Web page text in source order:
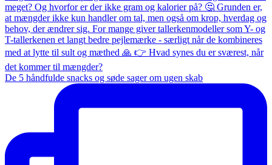
De 5 håndfulde snacks og søde sager om ugen skab